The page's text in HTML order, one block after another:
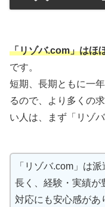
「リゾバ.com」はほ
です。
短期、長期ともに一
るので、より多くの
い人は、まず「リゾ
「リゾバ.com」は
長く、経験・実績が
対応にも安心感があ